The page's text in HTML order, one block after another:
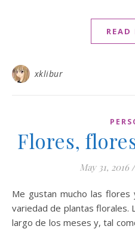
READ
xklibur
Flores,
May 31, 2016 /
Me gustan mucho las flores y en mi casa tengo una gran
variedad de plantas florales.
largo de los meses y, tal